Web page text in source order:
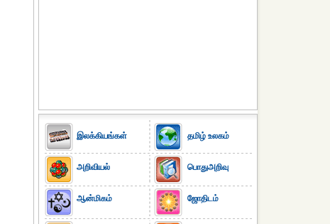
இலக்கியங்கள்
அறிவியல்
ஆன்மிகம்
தமிழ் உலகம்
பொதுஅறிவு
ஜோதிடம்